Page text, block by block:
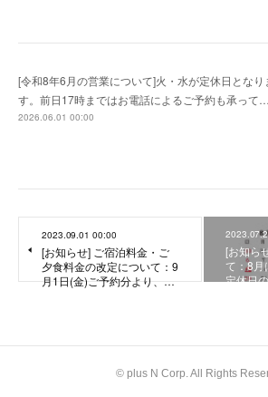
[令和8年6月の営業について]火・水が定休日となり
す。前日17時まではお電話によるご予約も承って…
2026.06.01 00:00
2023.09.01 00:00
[お知らせ] ご宿泊料金・ご
夕食料金の改定について：9
月1日(金)ご予約分より、…
[お知ら
て：8月
定休日
© plus N Corp. All Rights